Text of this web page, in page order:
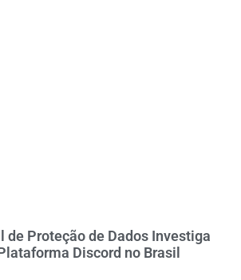
de Proteção de Dados Investiga
Discord no Brasil